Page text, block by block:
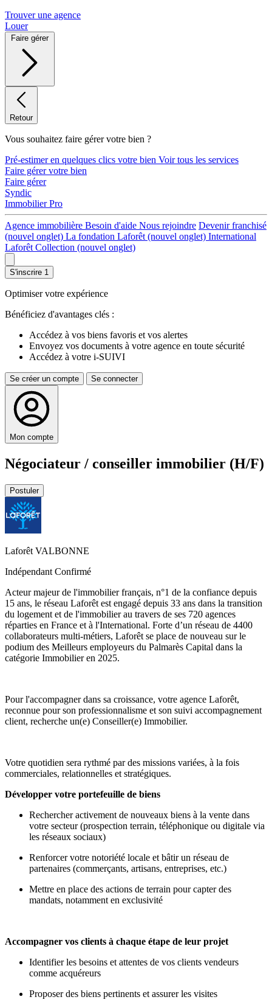
Trouver une agence
Louer
Faire gérer
Retour
Vous souhaitez faire gérer votre bien ?
Pré-estimer en quelques clics votre bien Voir tous les services
Faire gérer votre bien
Faire gérer
Syndic
Immobilier Pro
Agence immobilière Besoin d'aide Nous rejoindre Devenir franchisé
(nouvel onglet) La fondation Laforêt (nouvel onglet) International
Laforêt Collection (nouvel onglet)
S'inscrire 1
Optimiser votre expérience
Bénéficiez d'avantages clés :
Accédez à vos biens favoris et vos alertes
Envoyez vos documents à votre agence en toute sécurité
Accédez à votre i-SUIVI
Se créer un compte Se connecter
Mon compte
Négociateur / conseiller immobilier (H/F)
Postuler
Laforêt VALBONNE
Indépendant Confirmé
Acteur majeur de l'immobilier français, n°1 de la confiance depuis
15 ans, le réseau Laforêt est engagé depuis 33 ans dans la transition
du logement et de l'immobilier au travers de ses 720 agences
réparties en France et à l'International. Forte d’un réseau de 4400
collaborateurs multi-métiers, Laforêt se place de nouveau sur le
podium des Meilleurs employeurs du Palmarès Capital dans la
catégorie Immobilier en 2025.
Pour l'accompagner dans sa croissance, votre agence Laforêt,
reconnue pour son professionnalisme et son suivi accompagnement
client, recherche un(e) Conseiller(e) Immobilier.
Votre quotidien sera rythmé par des missions variées, à la fois
commerciales, relationnelles et stratégiques.
Développer votre portefeuille de biens
Rechercher activement de nouveaux biens à la vente dans
votre secteur (prospection terrain, téléphonique ou digitale via
les réseaux sociaux)
Renforcer votre notoriété locale et bâtir un réseau de
partenaires (commerçants, artisans, entreprises, etc.)
Mettre en place des actions de terrain pour capter des
mandats, notamment en exclusivité
Accompagner vos clients à chaque étape de leur projet
Identifier les besoins et attentes de vos clients vendeurs
comme acquéreurs
Proposer des biens pertinents et assurer les visites